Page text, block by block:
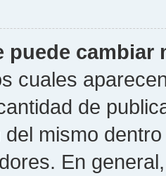
puede cambiar
cuales
de
del mismo
En